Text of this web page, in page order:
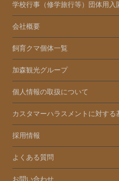
学校行事（修学旅行等）団体用入
会社概要
飼育クマ個体一覧
加森観光グループ
個人情報の取扱について
カスタマーハラスメントに対する
採用情報
よくある質問
お問い合わせ